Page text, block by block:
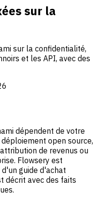
sur la
sur la confidentialité,
et les API, avec des
dépendent de votre
open source,
de revenus ou
Flowsery est
guide d'achat
décrit avec des faits